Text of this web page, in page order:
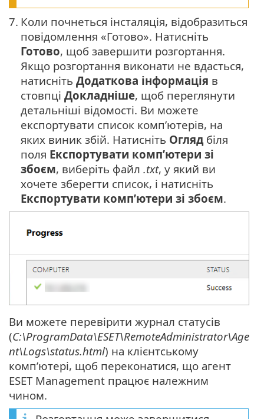
7. Коли почнеться інсталяція, відобразиться
повідомлення «Готово». Натисніть
Готово, щоб завершити розгортання.
Якщо розгортання виконати не вдасться,
натисніть Додаткова інформація в
стовпці Докладніше, щоб переглянути
детальніші відомості. Ви можете
експортувати список комп’ютерів, на
яких виник збій. Натисніть Огляд біля
поля Експортувати комп’ютери зі
збоєм, виберіть файл .txt, у який ви
хочете зберегти список, і натисніть
Експортувати комп’ютери зі збоєм.
Ви можете перевірити журнал статусів
(C:\ProgramData\ESET\RemoteAdministrator\Age
nt\Logs\status.html) на клієнтському
комп’ютері, щоб переконатися, що агент
ESET Management працює належним
чином.